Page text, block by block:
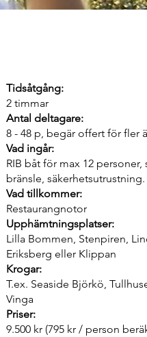
Tidsåtgång:
2 timmar
Antal deltagare:
8 - 48 p, begär offert för fler
Vad ingår:
RIB båt för max 12 personer,
bränsle, säkerhetsutrustning.
Vad tillkommer:
Restaurangnotor
Upphämtningsplatser:
Lilla Bommen, Stenpiren,
Eriksberg eller Klippan
Krogar:
T.ex. Seaside Björkö,
Vinga
Priser:
9.500 kr (795 kr / person